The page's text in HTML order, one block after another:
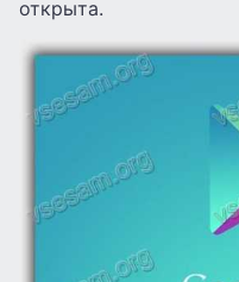
открыта.